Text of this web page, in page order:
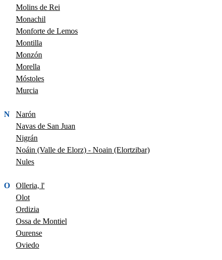
Molins de Rei
Monachil
Monforte de Lemos
Montilla
Monzón
Morella
Móstoles
Murcia
N
Narón
Navas de San Juan
Nigrán
Noáin (Valle de Elorz) - Noain (Elortzibar)
Nules
O
Olleria, l'
Olot
Ordizia
Ossa de Montiel
Ourense
Oviedo